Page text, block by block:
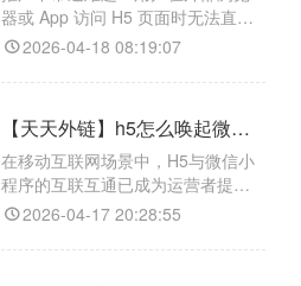
器或 App 访问 H5 页面时无法直接
跳转微信小程序，造成流量流失。
程序一键转换为可在各大平台点击
移动设备，在安卓和 iOS 系统均稳
定运行，兼容性佳。而且，它通过
合规技术方案规避平台拦截风险，
保证跳转功
2026-04-18 08:19:07
【天天外链】h5怎么唤起微信小程序的具体配置步骤有哪些？
在移动互联网场景中，H5与微信小
程序的互联互通已成为运营者提升
转化率的关键。天天外链正是为解
仅能一键生成合规的跳转链接，还
2026-04-17 20:28:55